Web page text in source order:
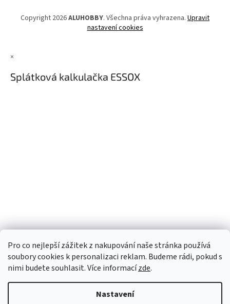
Pro co nejlepší zážitek z nakupování naše stránka používá
soubory cookies k personalizaci reklam. Budeme rádi, pokud s
nimi budete souhlasit. Více informacízde.
Nastavení
Copyright 2026ALUHOBBY. Všechna práva vyhrazena. Upravit
nastavení cookies
×
Splátková kalkulačka ESSOX